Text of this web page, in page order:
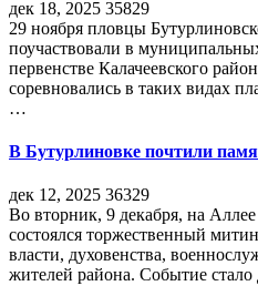
дек 18, 2025 35829
29 ноября пловцы
поучаствовали в
первенстве Калачеевского
соревновались в таких видах
…
В Бутурлиновке почтили
дек 12, 2025 36329
Во вторник, 9 декабря, на
состоялся торжественный
власти, духовенства,
жителей района. Событие